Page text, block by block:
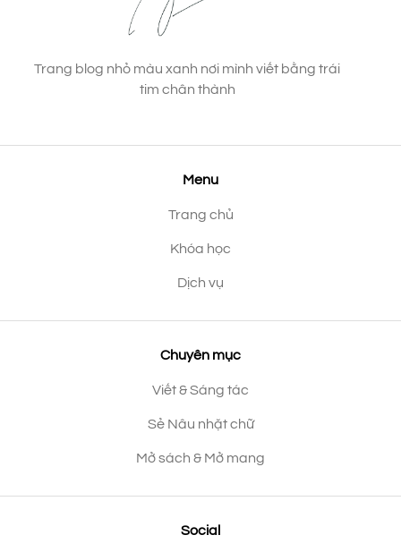
Trang blog nhỏ màu xanh nơi mình viết bằng trái
tim chân thành
Menu
Trang chủ
Khóa học
Dịch vụ
Chuyên mục
Viết & Sáng tác
Sẻ Nâu nhặt chữ
Mở sách & Mở mang
Social